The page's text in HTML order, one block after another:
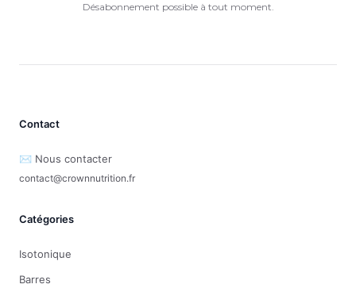
Désabonnement possible à tout moment.
Contact
✉️ Nous contacter
contact@crownnutrition.fr
Catégories
Isotonique
Barres